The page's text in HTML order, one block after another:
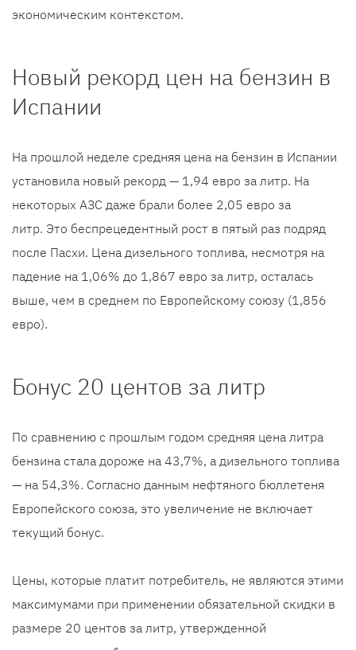
экономическим контекстом.
Новый рекорд цен на бензин в
Испании
На прошлой неделе средняя цена на бензин в Испании
установила новый рекорд — 1,94 евро за литр. На
некоторых АЗС даже брали более 2,05 евро за
литр. Это беспрецедентный рост в пятый раз подряд
после Пасхи. Цена дизельного топлива, несмотря на
падение на 1,06% до 1,867 евро за литр, осталась
выше, чем в среднем по Европейскому союзу (1,856
евро).
Бонус 20 центов за литр
По сравнению с прошлым годом средняя цена литра
бензина стала дороже на 43,7%, а дизельного топлива
— на 54,3%. Согласно данным нефтяного бюллетеня
Европейского союза, это увеличение не включает
текущий бонус.
Цены, которые платит потребитель, не являются этими
максимумами при применении обязательной скидки в
размере 20 центов за литр, утвержденной